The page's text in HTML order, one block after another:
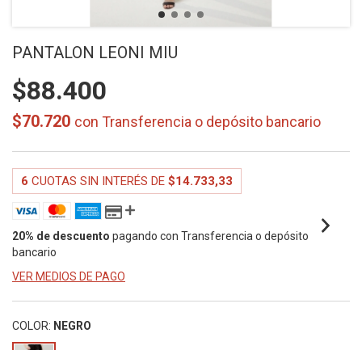
PANTALON LEONI MIU
$88.400
$70.720 con Transferencia o depósito bancario
6 CUOTAS SIN INTERÉS DE $14.733,33
20% de descuento pagando con Transferencia o depósito
bancario
VER MEDIOS DE PAGO
COLOR: NEGRO